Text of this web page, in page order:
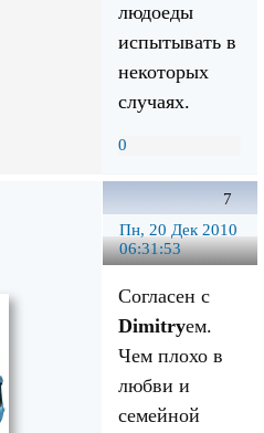
людоеды
испытывать в
некоторых
случаях.
0
7
Пн, 20 Дек 2010
06:31:53
Согласен с
Dimitryем.
Чем плохо в
любви и
семейной